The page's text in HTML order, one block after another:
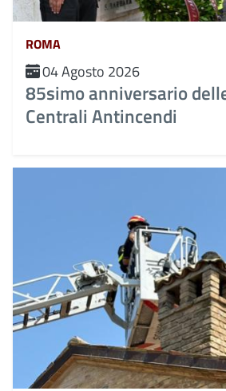
ROMA
04 Agosto 2026
85simo anniversario
Centrali Antincendi